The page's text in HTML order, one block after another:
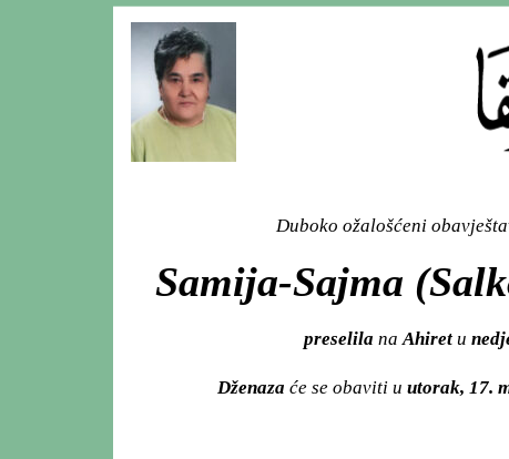
Duboko ožalošćeni
Samija-Sajma
preselila na Ahiretu
Dženaza će se obaviti u utorak, 17.